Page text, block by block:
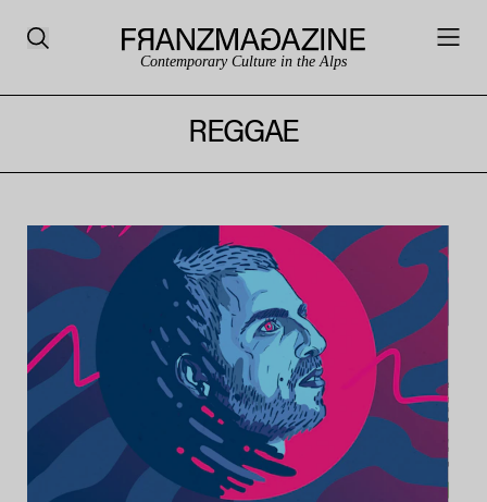
Contemporary Culture in the Alps
REGGAE